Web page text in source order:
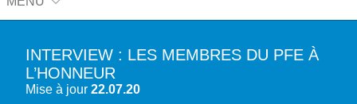
A PROPOS DU PFE
NOTRE MISSION
INTERVIEW : LES MEMBRES DU PFE À
L’HONNEUR
Mise à jour 22.07.20